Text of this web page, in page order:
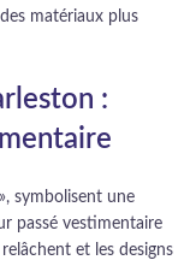
matériaux plus
:
symbolisent une
passé vestimentaire
et les designs